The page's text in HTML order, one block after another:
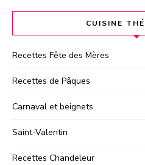
CUISINE
Recettes Fête des Mères
Recettes de Pâques
Carnaval et beignets
Saint-Valentin
Recettes Chandeleur